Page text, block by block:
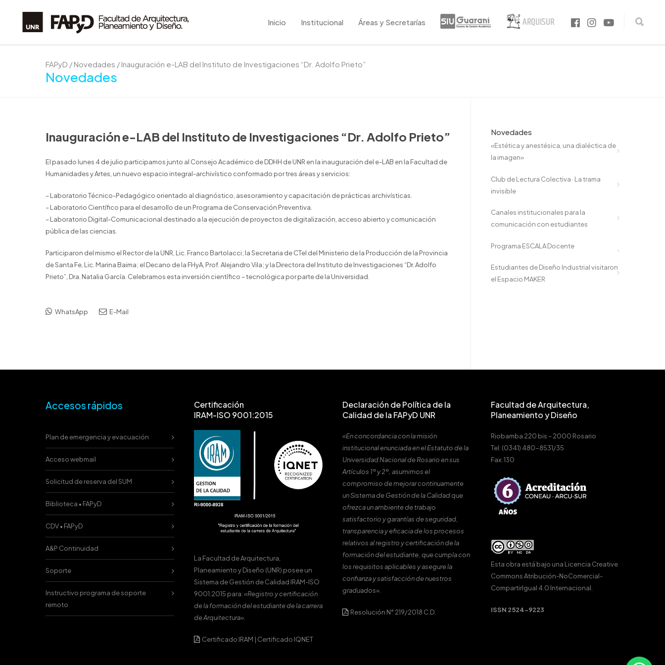
Inicio Institucional Áreas y Secretarías
FAPyD / Novedades / Inauguración e-LAB del Instituto de Investigaciones “Dr. Adolfo Prieto”
Novedades
Inauguración e-LAB del Instituto de Investigaciones “Dr. Adolfo Prieto”
El pasado lunes 4 de julio participamos junto al Consejo Académico de DDHH de UNR en la inauguración del e-LAB en la Facultad de
Humanidades y Artes, un nuevo espacio integral-archivístico conformado por tres áreas y servicios:
– Laboratorio Técnico-Pedagógico orientado al diagnóstico, asesoramiento y capacitación de prácticas archivísticas.
– Laboratorio Científico para el desarrollo de un Programa de Conservación Preventiva.
– Laboratorio Digital-Comunicacional destinado a la ejecución de proyectos de digitalización, acceso abierto y comunicación
pública de las ciencias.
Participaron del mismo el Rector de la UNR, Lic. Franco Bartolacci; la Secretaria de CTeI del Ministerio de la Producción de la Provincia
de Santa Fe, Lic. Marina Baima; el Decano de la FHyA, Prof. Alejandro Vila; y la Directora del Instituto de Investigaciones “Dr. Adolfo
Prieto”, Dra. Natalia García. Celebramos esta inversión científico – tecnológica por parte de la Universidad.
WhatsApp E-Mail
Novedades
«Estética y anestésica, una dialéctica de
la imagen»
Club de Lectura Colectiva · La trama
invisible
Canales institucionales para la
comunicación con estudiantes
Programa ESCALA Docente
Estudiantes de Diseño Industrial visitaron
el Espacio MAKER
Accesos rápidos
Plan de emergencia y evacuación
Acceso webmail
Solicitud de reserva del SUM
Biblioteca • FAPyD
CDV • FAPyD
A&P Continuidad
Soporte
Instructivo programa de soporte
remoto
Certificación
IRAM-ISO 9001:2015
La Facultad de Arquitectura,
Planeamiento y Diseño (UNR) posee un
Sistema de Gestión de Calidad IRAM-ISO
9001:2015 para:«Registro y certificación
de la formación del estudiante de la carrera
de Arquitectura».
Certificado IRAM | Certificado IQNET
Declaración de Política de la
Calidad de la FAPyD UNR
«En concordancia con la misión
institucional enunciada en el Estatuto de la
Universidad Nacional de Rosario en sus
Artículos 1º y 2º, asumimos el
compromiso de mejorar continuamente
un Sistema de Gestión de la Calidad que
ofrezca un ambiente de trabajo
satisfactorio y garantías de seguridad,
transparencia y eficacia de los procesos
relativos al registro y certificación de la
formación del estudiante, que cumpla con
los requisitos aplicables y asegure la
confianza y satisfacción de nuestros
graduados».
Resolución N° 219/2018 C.D.
Facultad de Arquitectura,
Planeamiento y Diseño
Riobamba 220 bis – 2000 Rosario
Tel: (0341) 480-8531/35
Fax: 130
Esta obra está bajo una Licencia Creative
Commons Atribución-NoComercial-
CompartirIgual 4.0 Internacional
ISSN 2524-9223